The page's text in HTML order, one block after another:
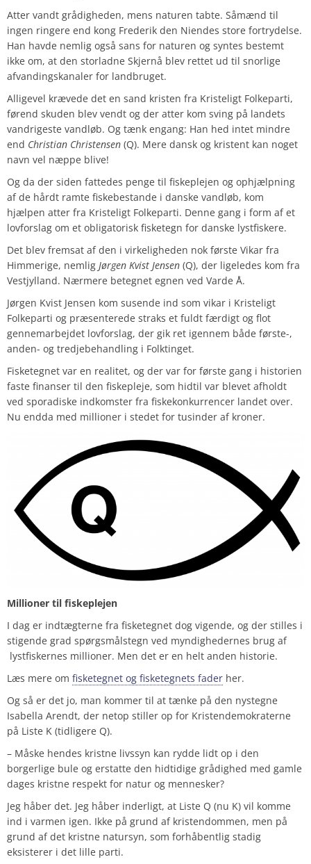
Atter vandt grådigheden, mens naturen tabte. Såmænd til
ingen ringere end kong Frederik den Niendes store fortrydelse.
Han havde nemlig også sans for naturen og syntes bestemt
ikke om, at den storladne Skjernå blev rettet ud til snorlige
afvandingskanaler for landbruget.
Alligevel krævede det en sand kristen fra Kristeligt Folkeparti,
førend skuden blev vendt og der atter kom sving på landets
vandrigeste vandløb. Og tænk engang: Han hed intet mindre
end Christian Christensen (Q). Mere dansk og kristent kan noget
navn vel næppe blive!
Og da der siden fattedes penge til fiskeplejen og ophjælpning
af de hårdt ramte fiskebestande i danske vandløb, kom
hjælpen atter fra Kristeligt Folkeparti. Denne gang i form af et
lovforslag om et obligatorisk fisketegn for danske lystfiskere.
Det blev fremsat af den i virkeligheden nok første Vikar fra
Himmerige, nemlig Jørgen Kvist Jensen (Q), der ligeledes kom fra
Vestjylland. Nærmere betegnet egnen ved Varde Å.
Jørgen Kvist Jensen kom susende ind som vikar i Kristeligt
Folkeparti og præsenterede straks et fuldt færdigt og flot
gennemarbejdet lovforslag, der gik ret igennem både første-,
anden- og tredjebehandling i Folktinget.
Fisketegnet var en realitet, og der var for første gang i historien
faste finanser til den fiskepleje, som hidtil var blevet afholdt
ved sporadiske indkomster fra fiskekonkurrencer landet over.
Nu endda med millioner i stedet for tusinder af kroner.
Millioner til fiskeplejen
I dag er indtægterne fra fisketegnet dog vigende, og der stilles i
stigende grad spørgsmålstegn ved myndighedernes brug af
lystfiskernes millioner. Men det er en helt anden historie.
Læs mere om fisketegnet og fisketegnets fader her.
Og så er det jo, man kommer til at tænke på den nystegne
Isabella Arendt, der netop stiller op for Kristendemokraterne
på Liste K (tidligere Q).
– Måske hendes kristne livssyn kan rydde lidt op i den
borgerlige bule og erstatte den hidtidige grådighed med gamle
dages kristne respekt for natur og mennesker?
Jeg håber det. Jeg håber inderligt, at Liste Q (nu K) vil komme
ind i varmen igen. Ikke på grund af kristendommen, men på
grund af det kristne natursyn, som forhåbentlig stadig
eksisterer i det lille parti.